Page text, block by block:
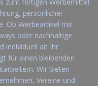
zum fertigen Werbemittel
persönlicher
Ob Werbeartikel mit
oder nachhaltige
individuell an Ihr
für einen bleibenden
Wir bieten
Vereine und